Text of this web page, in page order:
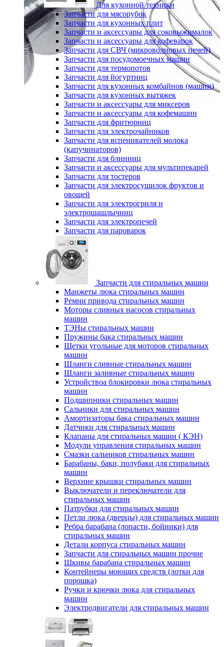
Для кухонной техники
Запчасти для мясорубок
Запчасти для кухонных плит
Запчасти и аксессуары для соковыжималок
Запчасти и аксессуары для кофеварок
Запчасти для СВЧ (микроволновых печей)
Запчасти для посудомоечных машин
Запчасти для термопотов
Запчасти для йогуртниц
Запчасти для кухонных комбайнов (машин)
Запчасти для кухонных вытяжек
Запчасти и аксессуары для миксеров
Запчасти и аксессуары для кофемашин
Запчасти для фритюрниц
Запчасти для электрочайников
Запчасти для вспенивателей молока
(капучинаторов)
Запчасти для блинниц
Запчасти и аксессуары для мультипекарей
Запчасти для тостеров
Запчасти для электросушилок фруктов и
овощей
Запчасти для электрогриля и
электрошашлычниц
Запчасти для электропечей
Запчасти для пароварок
Запчасти для стиральных машин
Манжеты люка стиральных машин
Ремни привода стиральных машин
Моторы сливных насосов стиральных
машин
ТЭНы стиральных машин
Пружины бака стиральных машин
Щетки угольные для моторов стиральных
машин
Шланги сливные стиральных машин
Шланги заливные стиральных машин
Устройствоа блокировки люка стиральных
машин
Подшипники стиральных машин
Сальники для стиральных машин
Амортизаторы бака стиральных машин
Датчики для стиральных машин
Клапаны для стиральных машин ( КЭН)
Модули управления стиральных машин
Смазки сальников стиральных машин
Барабаны, баки, полубаки для стиральных
машин
Верхние крышки стиральных машин
Выключатели и переключатели для
стиральных машин
Патрубки для стиральных машин
Петли люка (дверцы) для стиральных машин
Ребра барабана (лопасти, бойники) для
стиральных машин
Детали корпуса стиральных машин
Запчасти для стиральных машин прочие
Шкивы барабана стиральных машин
Контейнеры моющих средств (лотки для
порошка)
Ручки и крючки люка для стиральных
машин
Электродвигатели для стиральных машин